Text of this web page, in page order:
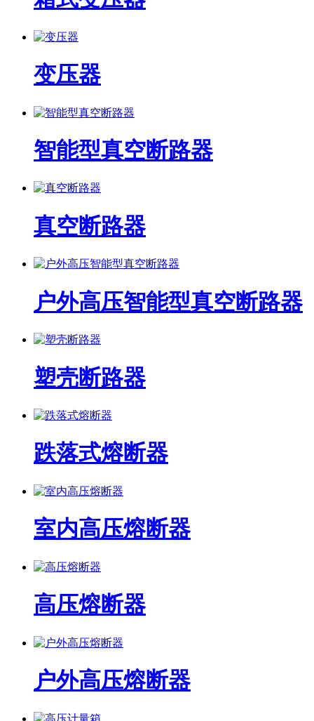
变压器
智能型真空断路器
真空断路器
户外高压智能型真空断路器
塑壳断路器
跌落式熔断器
室内高压熔断器
高压熔断器
户外高压熔断器